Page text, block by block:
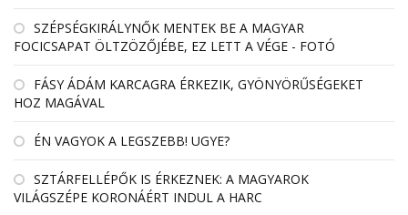
SZÉPSÉGKIRÁLYNŐK MENTEK BE A MAGYAR
FOCICSAPAT ÖLTZÖZŐJÉBE, EZ LETT A VÉGE - FOTÓ
FÁSY ÁDÁM KARCAGRA ÉRKEZIK, GYÖNYÖRŰSÉGEKET
HOZ MAGÁVAL
ÉN VAGYOK A LEGSZEBB! UGYE?
SZTÁRFELLÉPŐK IS ÉRKEZNEK: A MAGYAROK
VILÁGSZÉPE KORONÁÉRT INDUL A HARC